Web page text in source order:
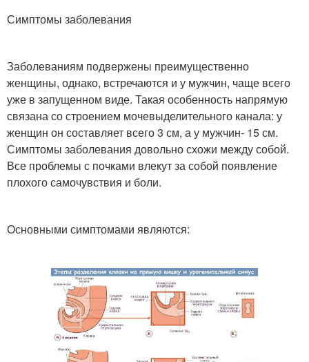
Симптомы заболевания
Заболеваниям подвержены преимущественно
женщины, однако, встречаются и у мужчин, чаще всего
уже в запущенном виде. Такая особенность напрямую
связана со строением мочевыделительного канала: у
женщин он составляет всего 3 см, а у мужчин- 15 см.
Симптомы заболевания довольно схожи между собой.
Все проблемы с почками влекут за собой появление
плохого самочувствия и боли.
Основными симптомами являются: